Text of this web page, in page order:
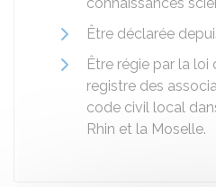
Être déclarée
Être régie par la loi
registre des
code civil local
Rhin et la Moselle.